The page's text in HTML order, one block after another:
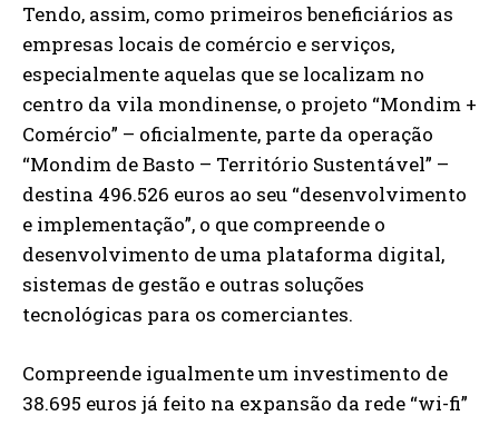
Tendo, assim, como primeiros beneficiários as
empresas locais de comércio e serviços,
especialmente aquelas que se localizam no
centro da vila mondinense, o projeto “Mondim +
Comércio” – oficialmente, parte da operação
“Mondim de Basto – Território Sustentável” –
destina 496.526 euros ao seu “desenvolvimento
e implementação”, o que compreende o
desenvolvimento de uma plataforma digital,
sistemas de gestão e outras soluções
tecnológicas para os comerciantes.
Compreende igualmente um investimento de
38.695 euros já feito na expansão da rede “wi-fi”